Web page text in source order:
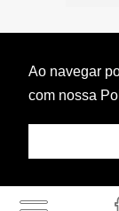
Ao navegar
com nossa
© Copyright